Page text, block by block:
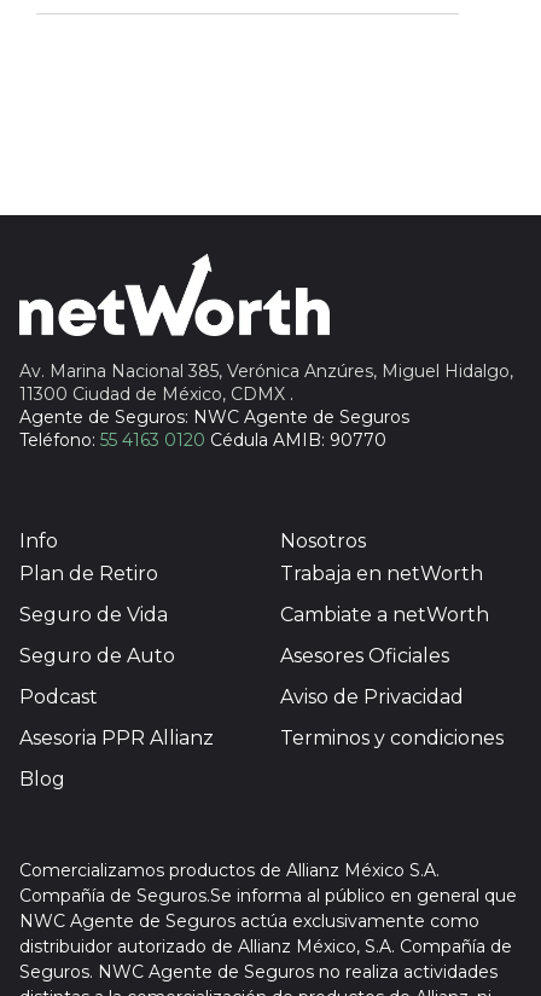
Insignia Life
reasigna
Av. Marina Nacional 385, Verónica Anzúres, Miguel Hidalgo,
11300 Ciudad de México, CDMX .
Agente de Seguros: NWC Agente de Seguros
Teléfono: 55 4163 0120 Cédula AMIB: 90770
Info
Plan de Retiro
Seguro de Vida
Seguro de Auto
Podcast
Asesoria PPR Allianz
Blog
Nosotros
Trabaja en netWorth
Cambiate a netWorth
Asesores Oficiales
Aviso de Privacidad
Terminos y condiciones
Comercializamos productos de Allianz México S.A.
Compañía de Seguros.Se informa al público en general que
NWC Agente de Seguros actúa exclusivamente como
distribuidor autorizado de Allianz México, S.A. Compañía de
Seguros. NWC Agente de Seguros no realiza actividades